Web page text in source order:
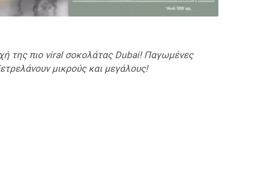
της πιο viral σοκολάτας Dubai! Παγωμένες
μικρούς και μεγάλους!